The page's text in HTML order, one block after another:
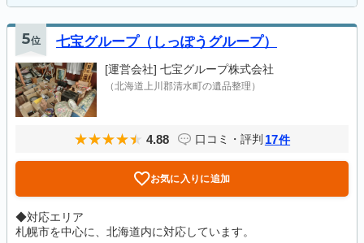
5位 七宝グループ（しっぽうグループ）
[運営会社] 七宝グループ株式会社
（北海道上川郡清水町の遺品整理）
4.88 口コミ・評判 17件
お気に入りに追加
◆対応エリア
札幌市を中心に、北海道内に対応しています。